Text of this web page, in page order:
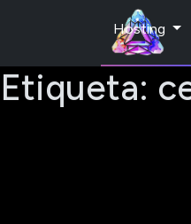
Hosting
Etiqueta: